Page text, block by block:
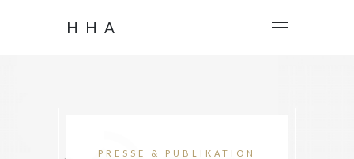
HHA
PRESSE & PUBLIKATION